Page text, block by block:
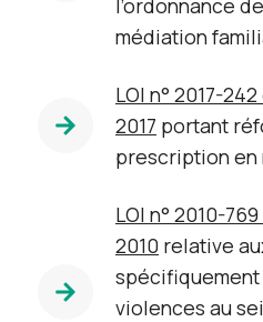
l’ordonnance
médiation
LOI n° 2017-
2017 portant
prescription en
LOI n° 2010-
2010 relative
spécifiquement
violences au